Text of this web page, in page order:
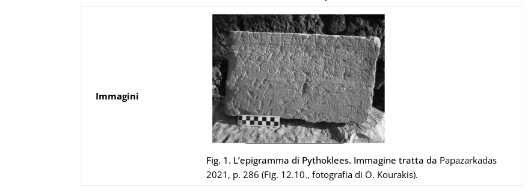
Immagini
Fig. 1. L’epigramma di Pythoklees. Immagine tratta da Papazarkadas
2021, p. 286 (Fig. 12.10., fotografia di O. Kourakis).